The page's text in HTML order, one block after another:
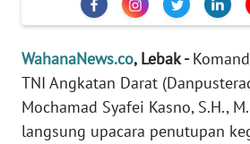
WahanaNews.co, Lebak -
TNI Angkatan Darat
Mochamad Syafei Kasno, S.H.,
langsung upacara penutupan
BERITA
KONTAK
KAMI